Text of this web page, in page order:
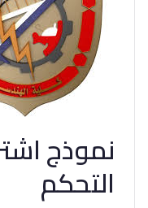
نموذج
التحكم